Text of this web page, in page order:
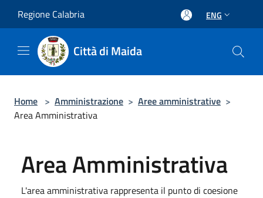
Regione Calabria ENG
Città di Maida
Home > Amministrazione > Aree amministrative >
Area Amministrativa
Area Amministrativa
L'area amministrativa rappresenta il punto di coesione